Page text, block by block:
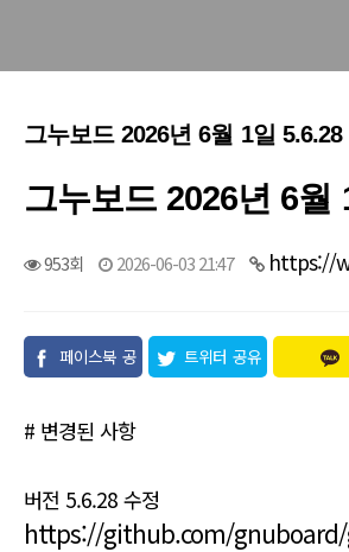
그누보드 2026년 6월 1일
그누보드 2026년 6월
953회 2026-06-03 21:47 https://
페이스북 공
트위터 공유
# 변경된 사항
버전 5.6.28 수정
https://github.com/